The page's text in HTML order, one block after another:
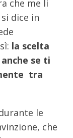
che me li
dice in
la scelta
se ti
tra
le
che